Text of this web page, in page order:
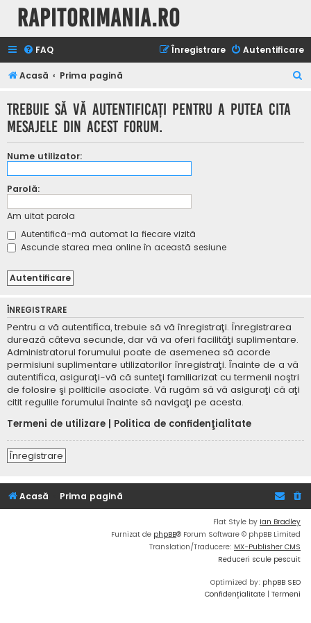
Rapitorimania.ro
FAQ Autentificare
Înregistrare
Acasă Prima pagină
Trebuie să vă autentificaţi pentru a putea cita
mesajele din acest forum.
Nume utilizator:
Parolă:
Am uitat parola
Autentifică-mă automat la fiecare vizită
Ascunde starea mea online în această sesiune
ÎNREGISTRARE
Pentru a vă autentifica, trebuie să vă înregistraţi. Înregistrarea
durează câteva secunde, dar vă va oferi facilităţi suplimentare.
Administratorul forumului poate de asemenea să acorde
permisiuni suplimentare utilizatorilor înregistraţi. Înainte de a vă
autentifica, asiguraţi-vă că sunteţi familiarizat cu termenii noştri
de folosire şi politicile asociate. Vă rugăm să vă asiguraţi că aţi
citit regulile forumului înainte să navigaţi pe acesta.
Termeni de utilizare
Politica de confidenţialitate
Înregistrare
Acasă Prima pagină
Flat Style by Ian Bradley
Furnizat de phpBB® Forum Software © phpBB Limited
Translation/Traducere: MX-Publisher CMS
Reduceri scule pescuit
Optimized by: phpBB SEO
Confidențialitate | Termeni